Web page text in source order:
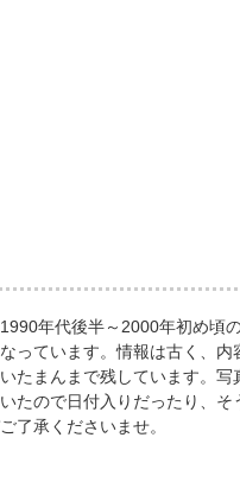
1990年代後半～2000年初め頃
っています。情報は古く、内
たまんまで残しています。写
たので日付入りだったり、そ
了承くださいませ。